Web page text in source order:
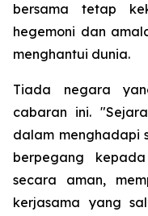
bersama tetap
hegemoni dan
menghantui dunia.
Tiada negara
cabaran ini.
dalam menghadapi
berpegang
secara aman,
kerjasama yang